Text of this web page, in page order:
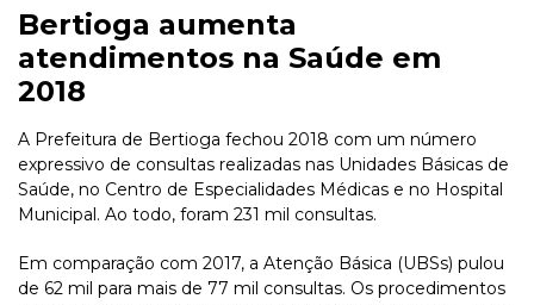
Bertioga aumenta
atendimentos na Saúde em
2018
A Prefeitura de Bertioga fechou 2018 com um número
expressivo de consultas realizadas nas Unidades Básicas de
Saúde, no Centro de Especialidades Médicas e no Hospital
Municipal. Ao todo, foram 231 mil consultas.
Em comparação com 2017, a Atenção Básica (UBSs) pulou
de 62 mil para mais de 77 mil consultas. Os procedimentos